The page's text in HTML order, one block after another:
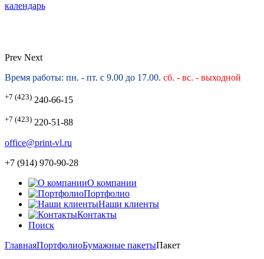
Prev Next
Время работы: пн. - пт. с 9.00 до 17.00. сб. - вс. - выходной
+7 (423) 240-66-15
+7 (423) 220-51-88
office@print-vl.ru
+7 (914) 970-90-28
О компании
Портфолио
Наши клиенты
Контакты
Поиск
ГлавнаяПортфолиоБумажные пакетыПакет